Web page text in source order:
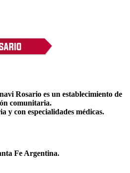
Rosario es un establecimiento de
comunitaria.
y con especialidades médicas.
Fe Argentina.